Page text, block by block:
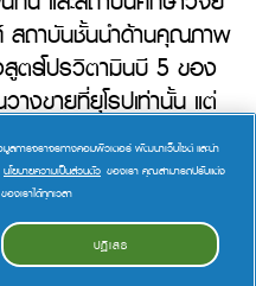
สถาบันชั้นนำด้านคุณภาพ
ตรโปรวิตามินบี 5 ของ
างขายที่ยุโรปเท่านั้น แต่
หญิงหลายร้อยล้านคน
เทศจีนก็เริ่มใช้กันอย่าง
ยเป็นแบรนด์ผลิตภัณฑ์
งของโลก
มูลการจราจรทางคอมพิวเตอร์ พัฒนาเว็บไซต์ และนำ
นโยบายความเป็นส่วนตัว ของเรา คุณสามารถปรับแต่ง
ของเราได้ทุกเวลา
ปฏิเสธ